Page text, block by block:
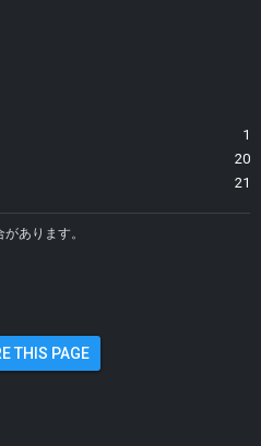
1
20
21
あります。
THIS PAGE